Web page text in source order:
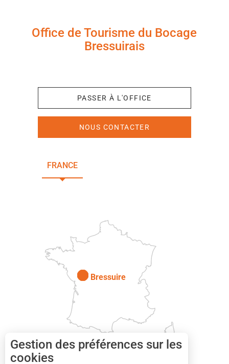
Office de Tourisme du Bocage
Bressuirais
PASSER À L'OFFICE
NOUS CONTACTER
FRANCE
Bressuire
Gestion des préférences sur les
cookies